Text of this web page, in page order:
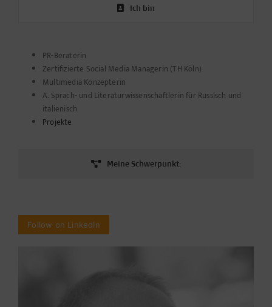
Ich bin
PR-Beraterin
Zertifizierte Social Media Managerin (TH Köln)
Multimedia Konzepterin
A. Sprach- und Literaturwissenschaftlerin für Russisch und
italienisch
Projekte
Meine Schwerpunkt:
Follow on LinkedIn